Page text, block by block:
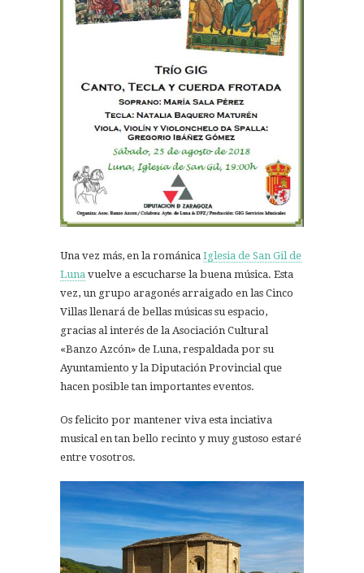
Una vez más, en la románica Iglesia de San Gil de
Luna vuelve a escucharse la buena música. Esta
vez, un grupo aragonés arraigado en las Cinco
Villas llenará de bellas músicas su espacio,
gracias al interés de la Asociación Cultural
«Banzo Azcón» de Luna, respaldada por su
Ayuntamiento y la Diputación Provincial que
hacen posible tan importantes eventos.
Os felicito por mantener viva esta inciativa
musical en tan bello recinto y muy gustoso estaré
entre vosotros.